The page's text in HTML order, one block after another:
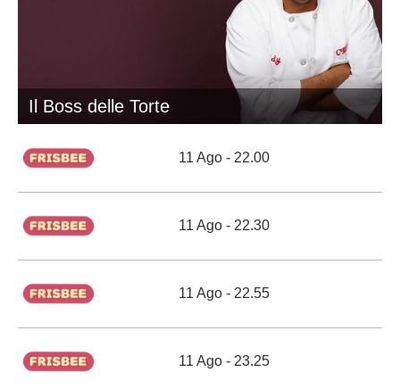
Il Boss delle Torte
11 Ago - 22.00
11 Ago - 22.30
11 Ago - 22.55
11 Ago - 23.25